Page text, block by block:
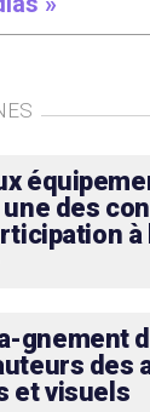
des
à
gnement
des
et visuels